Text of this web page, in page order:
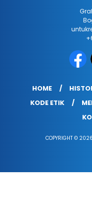
HOME
KODE ETIK
COPYRIGHT ©